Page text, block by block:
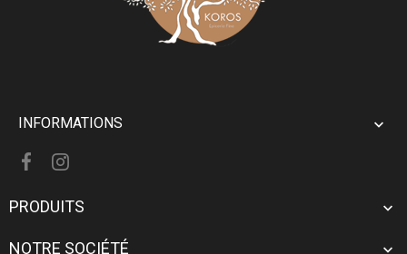
INFORMATIONS 
PRODUITS 
NOTRE SOCIÉTÉ 